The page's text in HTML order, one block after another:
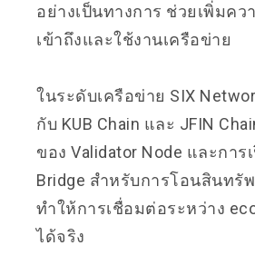
อย่างเป็นทางการ ช่วยเพิ่มค
เข้าถึงและใช้งานเครือข่าย
ในระดับเครือข่าย SIX
กับ KUB Chain และ JFIN
ของ Validator Node และการ
Bridge สำหรับการโอนสินทรั
ทำให้การเชื่อมต่อระหว่าง
ได้จริง